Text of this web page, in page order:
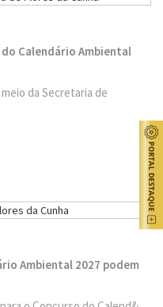
Calendário Ambiental
da Secretaria de
Ambiental 2027 podem